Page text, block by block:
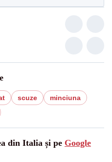
scuze
minciuna
din Italia și pe Google